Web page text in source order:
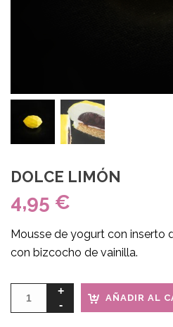
DOLCE LIMÓN
4,95 €
Mousse de yogurt con inserto
con bizcocho de vainilla.
AÑADIR AL